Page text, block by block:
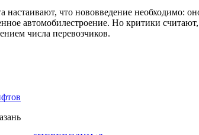
настаивают, что нововведение необходимо:
автомобилестроение. Но критики
числа перевозчиков.